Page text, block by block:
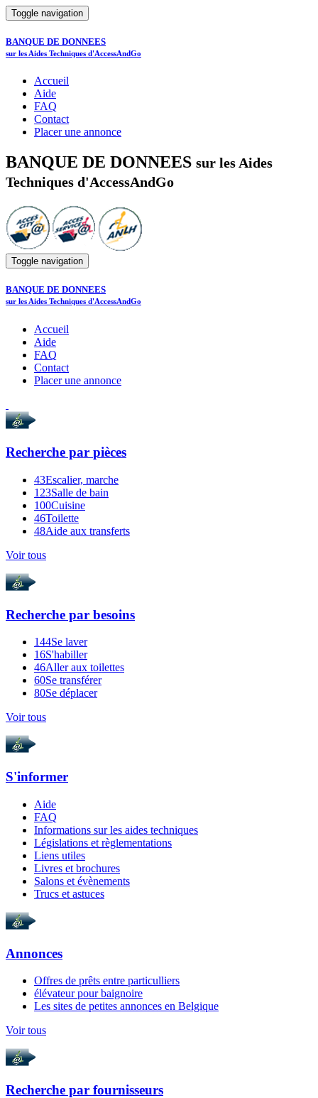
Toggle navigation
BANQUE DE DONNEES
sur les Aides Techniques d'AccessAndGo
Accueil
Aide
FAQ
Contact
Placer une annonce
BANQUE DE DONNEES sur les Aides
Techniques d'AccessAndGo
Toggle navigation
BANQUE DE DONNEES
sur les Aides Techniques d'AccessAndGo
Accueil
Aide
FAQ
Contact
Placer une annonce
Recherche par pièces
43Escalier, marche
123Salle de bain
100Cuisine
46Toilette
48Aide aux transferts
Voir tous
Recherche par besoins
144Se laver
16S'habiller
46Aller aux toilettes
60Se transférer
80Se déplacer
Voir tous
S'informer
Aide
FAQ
Informations sur les aides techniques
Législations et règlementations
Liens utiles
Livres et brochures
Salons et évènements
Trucs et astuces
Annonces
Offres de prêts entre particulliers
élévateur pour baignoire
Les sites de petites annonces en Belgique
Voir tous
Recherche par fournisseurs